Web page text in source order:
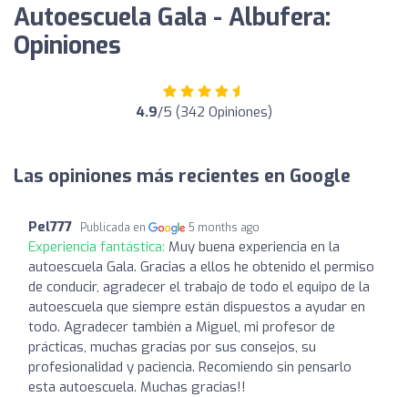
Autoescuela Gala - Albufera:
Opiniones
4.9/5 (342 Opiniones)
Las opiniones más recientes en Google
Pel777 Publicada en 5 months ago
Experiencia fantástica: Muy buena experiencia en la
autoescuela Gala. Gracias a ellos he obtenido el permiso
de conducir, agradecer el trabajo de todo el equipo de la
autoescuela que siempre están dispuestos a ayudar en
todo. Agradecer también a Miguel, mi profesor de
prácticas, muchas gracias por sus consejos, su
profesionalidad y paciencia. Recomiendo sin pensarlo
esta autoescuela. Muchas gracias!!